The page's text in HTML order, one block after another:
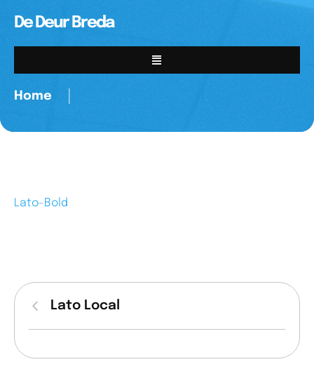
De Deur Breda
Home
Lato-Bold
Lato Local